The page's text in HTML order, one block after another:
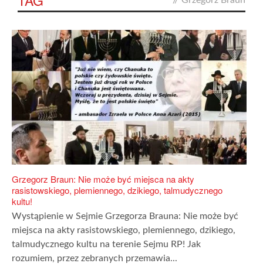
Grzegorz Braun: Nie może być miejsca na akty
rasistowskiego, plemiennego, dzikiego, talmudycznego
kultu!
Wystąpienie w Sejmie Grzegorza Brauna: Nie może być
miejsca na akty rasistowskiego, plemiennego, dzikiego,
talmudycznego kultu na terenie Sejmu RP! Jak
rozumiem, przez zebranych przemawia...